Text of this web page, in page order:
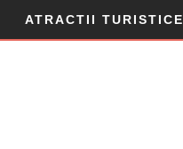
ATRACTII TURISTICE